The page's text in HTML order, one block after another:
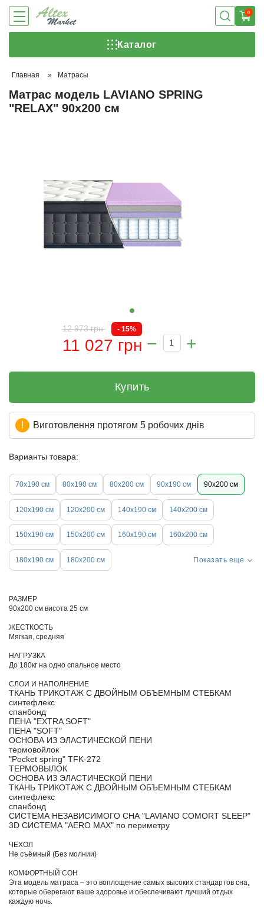
0
Каталог
Главная » Матрасы
Матрас модель LAVIANO SPRING
"RELAX" 90х200 см
12 973 грн - 15%
11 027 грн
Купить
Виготовлення протягом 5 робочих днів
Варианты товара:
70х190 см 80х190 см 80х200 см 90х190 см 90х200 см
120х190 см 120х200 см 140х190 см 140х200 см
150х190 см 150х200 см 160х190 см 160х200 см
180х190 см 180х200 см Показать еще
РАЗМЕР
90х200 см висота 25 см
ЖЕСТКОСТЬ
Мягкая, средняя
НАГРУЗКА
До 180кг на одно спальное место
СЛОИ И НАПОЛНЕНИЕ
ТКАНЬ ТРИКОТАЖ С ДВОЙНЫМ ОБЪЕМНЫМ СТЕБКАМ
синтефлекс
спанбонд
ПЕНА "EXTRA SOFT"
ПЕНА "SOFT"
ОСНОВА ИЗ ЭЛАСТИЧЕСКОЙ ПЕНИ
термовойлок
"Pocket spring" TFK-272
ТЕРМОВЫЛОК
ОСНОВА ИЗ ЭЛАСТИЧЕСКОЙ ПЕНИ
ТКАНЬ ТРИКОТАЖ С ДВОЙНЫМ ОБЪЕМНЫМ СТЕБКАМ
синтефлекс
спанбонд
СИСТЕМА НЕЗАВИСИМОГО СНА "LAVIANO COMORT SLEEP"
3D СИСТЕМА "AERO MAX" по периметру
ЧЕХОЛ
Не съёмный (Без молнии)
КОМФОРТНЫЙ СОН
Эта модель матраса – это воплощение самых высоких стандартов сна,
которые оберегают ваше здоровье и обеспечивают лучший отдых
каждую ночь.